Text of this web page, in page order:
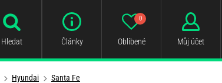
Hledat Články Oblíbené
0
Můj účet
Hyundai Santa Fe